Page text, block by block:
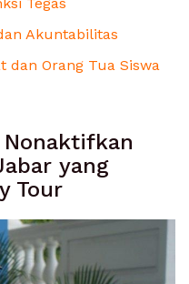
Akuntabilitas
dan Orang Tua Siswa
yang
Tour